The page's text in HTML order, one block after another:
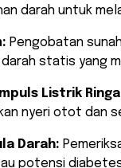
darah untuk
Pengobatan
statis yang
Listrik
nyeri otot dan
Darah:
potensi